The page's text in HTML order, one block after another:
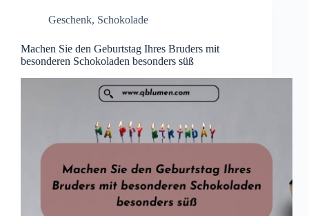
Geschenk, Schokolade
Machen Sie den Geburtstag Ihres Bruders mit
besonderen Schokoladen besonders süß